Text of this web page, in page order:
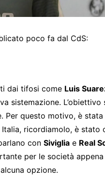
poco fa dal CdS:
dai tifosi come Luis
sistemazione. L’obiettivo
Per questo motivo, è
ricordiamolo, è stato
con Siviglia e Real
per le società
opzione.